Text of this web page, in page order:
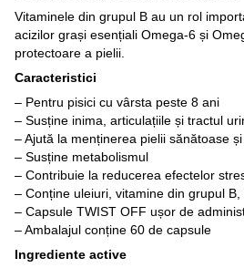
Vitaminele din grupul B au un rol
acizilor grași esențiali Omega-6 și
protectoare a pielii.
Caracteristici
– Pentru pisici cu vârsta peste 8 ani
– Susține inima, articulațiile și tractul
– Ajută la menținerea pielii sănătoase
– Susține metabolismul
– Contribuie la reducerea efectelor
– Conține uleiuri, vitamine din grupul
– Capsule TWIST OFF ușor de
– Ambalajul conține 60 de capsule
Ingrediente active